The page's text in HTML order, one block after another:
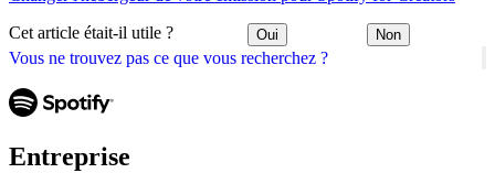
Vous ne trouvez pas ce que vous recherchez ?
Cet article était-il utile ? Oui Non
Entreprise